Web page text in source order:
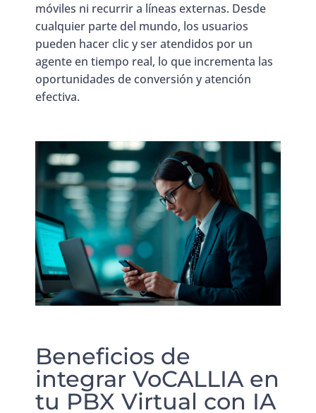
móviles ni recurrir a líneas externas. Desde
cualquier parte del mundo, los usuarios
pueden hacer clic y ser atendidos por un
agente en tiempo real, lo que incrementa las
oportunidades de conversión y atención
efectiva.
Beneficios de
integrar VoCALLIA en
tu PBX Virtual con IA